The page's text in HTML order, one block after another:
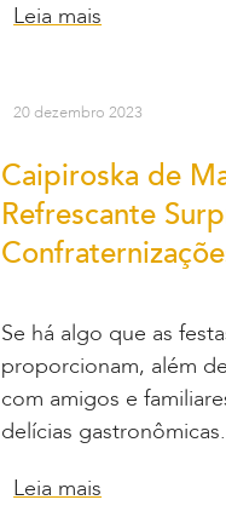
Leia mais
20 dezembro 2023
Caipiroska de
Refrescante
Se há algo que as
proporcionam, além
com amigos e
delícias
Leia mais